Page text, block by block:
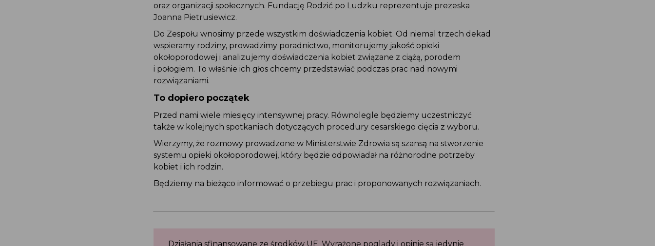
oraz organizacji społecznych. Fundację Rodzić po Ludzku reprezentuje prezeska
Joanna Pietrusiewicz.
Do Zespołu wnosimy przede wszystkim doświadczenia kobiet. Od niemal trzech dekad
wspieramy rodziny, prowadzimy poradnictwo, monitorujemy jakość opieki
okołoporodowej i analizujemy doświadczenia kobiet związane z ciążą, porodem
i połogiem. To właśnie ich głos chcemy przedstawiać podczas prac nad nowymi
rozwiązaniami.
To dopiero początek
Przed nami wiele miesięcy intensywnej pracy. Równolegle będziemy uczestniczyć
także w kolejnych spotkaniach dotyczących procedury cesarskiego cięcia z wyboru.
Wierzymy, że rozmowy prowadzone w Ministerstwie Zdrowia są szansą na stworzenie
systemu opieki okołoporodowej, który będzie odpowiadał na różnorodne potrzeby
kobiet i ich rodzin.
Będziemy na bieżąco informować o przebiegu prac i proponowanych rozwiązaniach.
Działania sfinansowane ze środków UE. Wyrażone poglądy i opinie są jedynie